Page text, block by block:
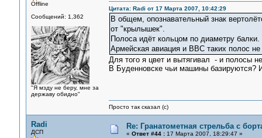
Offline
Сообщений: 1,362
"Я мзду не беру, мне за
державу обидно"
Цитата: Radi от 17 Марта 2007, 10:42:29
В общем, опознавательный знак
от "крылышек".
Полоса идёт кольцом по диаметру балки.
Армейская авиация и ВВС таких полос
Для того я цвет и вытягивал - и полосы
В Буденновске чьи машины базируются?
Просто так сказал (с)
Radi
ДСП
Re: Гранатометная стрельба с
« Ответ #44 :17 Марта 2007, 18:29:47 »